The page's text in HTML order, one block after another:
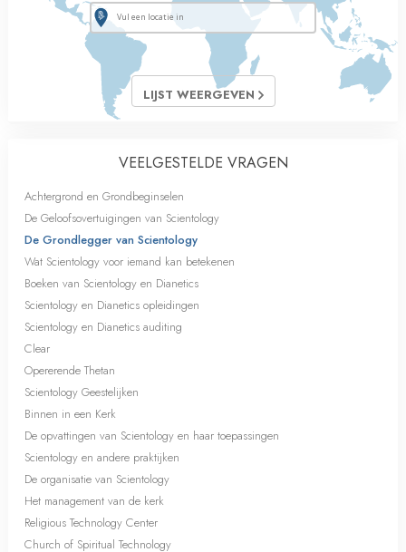
LIJST WEERGEVEN
VEELGESTELDE VRAGEN
Achtergrond en Grondbeginselen
De Geloofsovertuigingen van Scientology
De Grondlegger van Scientology
Wat Scientology voor iemand kan betekenen
Boeken van Scientology en Dianetics
Scientology en Dianetics opleidingen
Scientology en Dianetics auditing
Clear
Opererende Thetan
Scientology Geestelijken
Binnen in een Kerk
De opvattingen van Scientology en haar toepassingen
Scientology en andere praktijken
De organisatie van Scientology
Het management van de kerk
Religious Technology Center
Church of Spiritual Technology